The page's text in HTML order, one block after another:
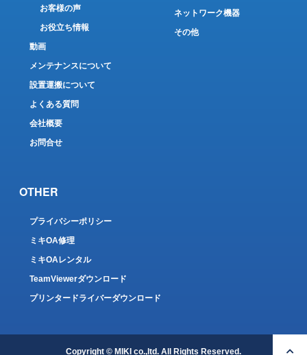
お客様の声
お役立ち情報
動画
メンテナンスについて
設置運搬について
よくある質問
会社概要
お問合せ
ネットワーク機器
その他
OTHER
プライバシーポリシー
ミキOA修理
ミキOAレンタル
TeamViewerダウンロード
プリンタードライバーダウンロード
Copyright © MIKI co.,ltd. All Rights Reserved.